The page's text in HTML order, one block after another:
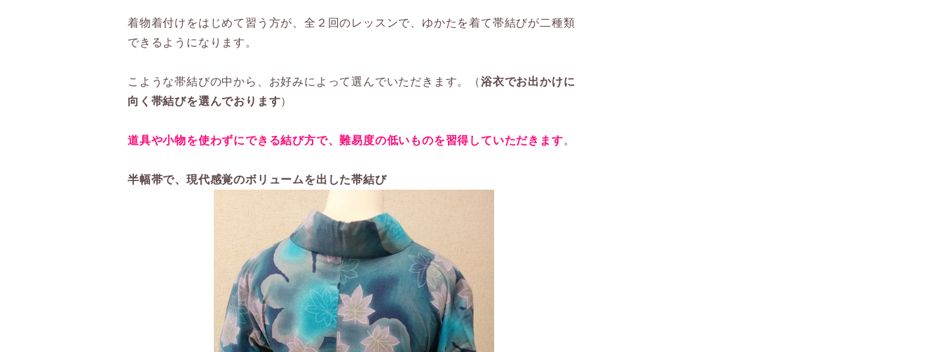
着物着付けをはじめて習う方が、全２回のレッスンで、ゆかたを着て帯結びが二種類
できるようになります。
こような帯結びの中から、お好みによって選んでいただきます。（浴衣でお出かけに
向く帯結びを選んでおります）
道具や小物を使わずにできる結び方で、難易度の低いものを習得していただきます。
半幅帯で、現代感覚のボリュームを出した帯結び